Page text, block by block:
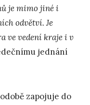
je mimo jiné i
odvětví. Je
ve vedení kraje i v
jednání
zapojuje do